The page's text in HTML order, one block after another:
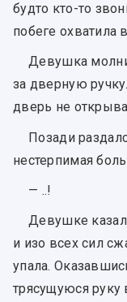
будто кто-то
побеге охватила
Девушка
за дверную
дверь не
Позади
нестерпимая
— ..!
Девушке
и изо всех сил
упала.
трясущуюся руку